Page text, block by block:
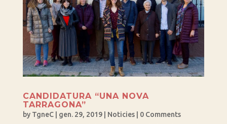
CANDIDATURA “UNA NOVA
TARRAGONA”
by TgneC| gen. 29, 2019| Noticies| 0 Comments